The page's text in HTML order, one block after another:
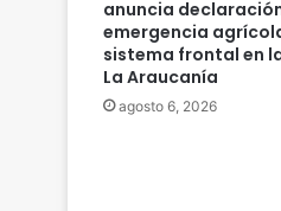
anuncia
emergencia
sistema frontal en
La Araucanía
agosto 6, 2026